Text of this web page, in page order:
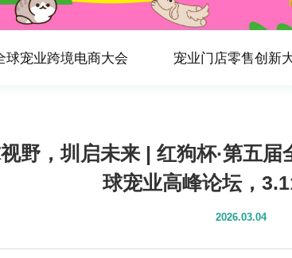
球宠业跨境电商大会 宠业门店零售创新
野，圳启未来 | 红狗杯·第五
球宠业高峰论坛，
2026.03.04